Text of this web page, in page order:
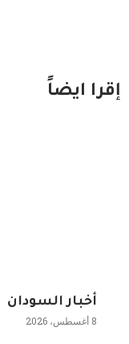
إقرا ايضاً
أخبار السودان
8 أغسطس، 2026